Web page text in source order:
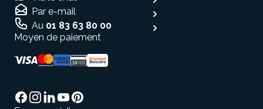
Par e-mail
Au 01 83 63 80 00
Moyen de paiement